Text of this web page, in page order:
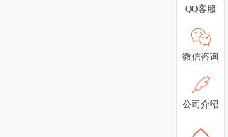
QQ客服
微信咨询
公司介绍